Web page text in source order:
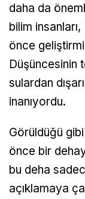
daha da
bilim
önce
Düşüncesinin
sulardan
inanıyordu.
Görüldüğü
önce bir
bu deha
açıklamaya